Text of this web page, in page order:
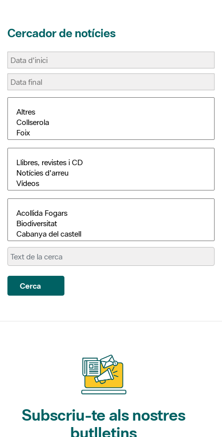
Cerca
Subscriu-te als nostres
butlletins
Gaudim als Parcs (activitats)